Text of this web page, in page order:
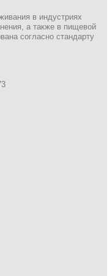
в индустриях
а также в пищевой
согласно стандарту